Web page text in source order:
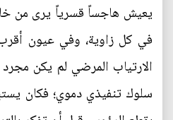
يعيش هاجساً قسرياً يرى من
في كل زاوية، وفي عيون
الارتياب المرضي لم يكن
سلوك تنفيذي دموي؛ فكان